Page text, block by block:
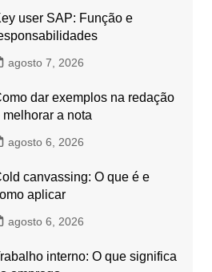
user SAP: Função e
agosto 7, 2026
dar exemplos na redação
melhorar a nota
agosto 6, 2026
canvassing: O que é e
aplicar
agosto 6, 2026
interno: O que significa